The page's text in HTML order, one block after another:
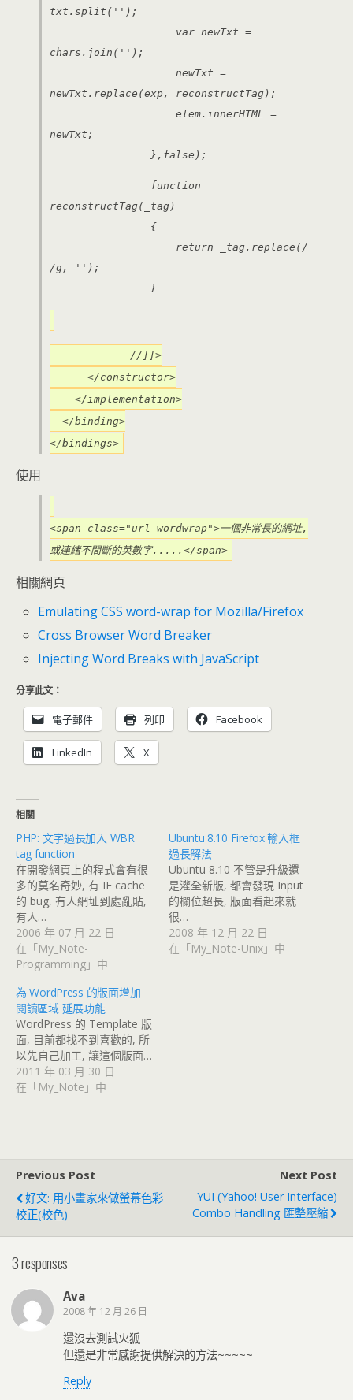
txt.split('');
var newTxt =
chars.join('​');
newTxt =
newTxt.replace(exp, reconstructTag);
elem.innerHTML =
newTxt;
},false);
function
reconstructTag(_tag)
{
return _tag.replace(/​
/g, '');
}
//]]>
</constructor>
</implementation>
</binding>
</bindings>
使用
<span class="url wordwrap">一個非常長的網址,
或連緒不間斷的英數字.....</span>
相關網頁
Emulating CSS word-wrap for Mozilla/Firefox
Cross Browser Word Breaker
Injecting Word Breaks with JavaScript
分享此文：
電子郵件 列印 Facebook
LinkedIn X
相關
PHP: 文字過長加入 WBR
tag function
在開發網頁上的程式會有很
多的莫名奇妙, 有 IE cache
的 bug, 有人網址到處亂貼,
有人…
2006 年 07 月 22 日
在「My_Note-
Programming」中
Ubuntu 8.10 Firefox 輸入框
過長解法
Ubuntu 8.10 不管是升級還
是灌全新版, 都會發現 Input
的欄位超長, 版面看起來就
很…
2008 年 12 月 22 日
在「My_Note-Unix」中
為 WordPress 的版面增加
閱讀區域 延展功能
WordPress 的 Template 版
面, 目前都找不到喜歡的, 所
以先自己加工, 讓這個版面…
2011 年 03 月 30 日
在「My_Note」中
Previous Post
好文: 用小畫家來做螢幕色彩
校正(校色)
Next Post
YUI (Yahoo! User Interface)
Combo Handling 匯整壓縮
3 responses
Ava
2008 年 12 月 26 日
還沒去測試火狐
但還是非常感謝提供解決的方法~~~~~
Reply